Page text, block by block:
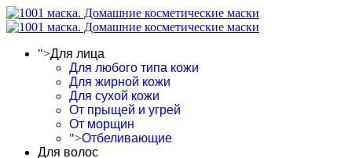
">Для лица
Для любого типа кожи
Для жирной кожи
Для сухой кожи
От прыщей и угрей
От морщин
">Отбеливающие
Для волос